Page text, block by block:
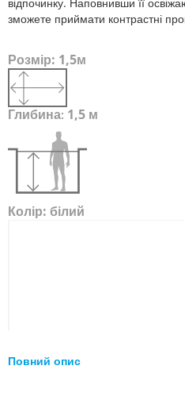
зможете приймати контрастні
Розмір: 1,5м
Глибина: 1,5 м
Колір: білий
Повний опис